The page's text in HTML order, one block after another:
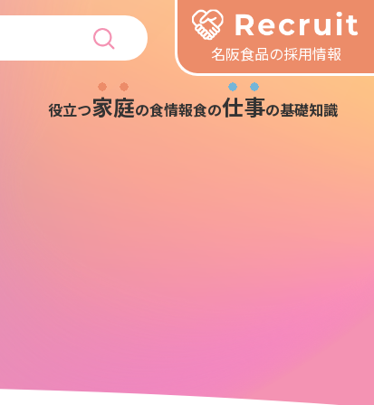
役立つ家庭の食情報食の仕事の基礎知識
名阪食品の採用情報